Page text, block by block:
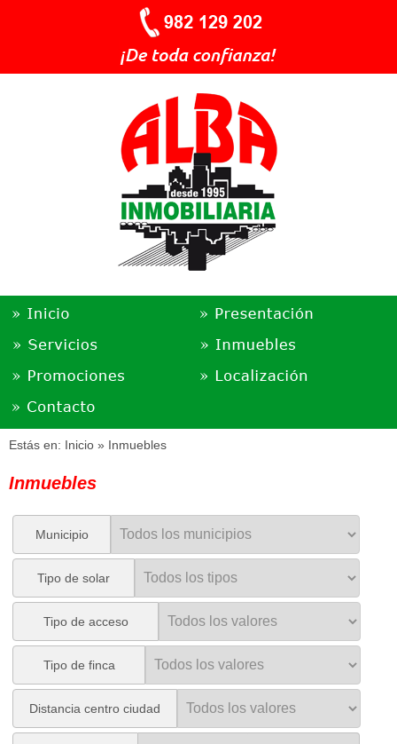
Estás en: Inicio » Inmuebles
Inmuebles
Municipio
Tipo de solar
Tipo de acceso
Tipo de finca
Distancia centro ciudad